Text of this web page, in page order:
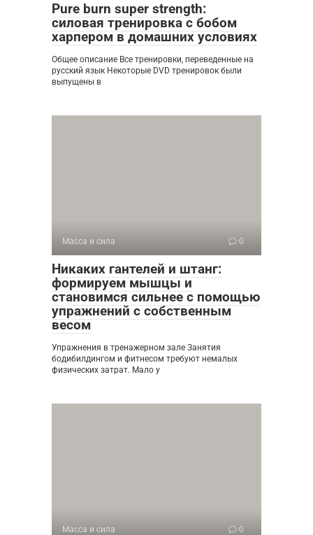
Pure burn super strength:
силовая тренировка с бобом
харпером в домашних условиях
Общее описание Все тренировки, переведенные на
русский язык Некоторые DVD тренировок были
выпущены в
Масса и сила 0
Никаких гантелей и штанг:
формируем мышцы и
становимся сильнее с помощью
упражнений с собственным
весом
Упражнения в тренажерном зале Занятия
бодибилдингом и фитнесом требуют немалых
физических затрат. Мало у
Масса и сила 0